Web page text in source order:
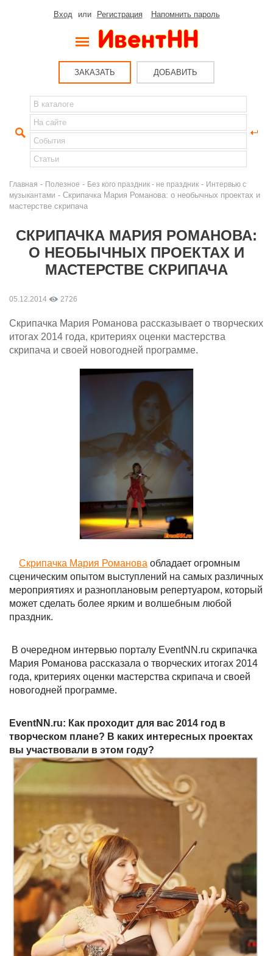
Вход или Регистрация Напомнить пароль
ЗАКАЗАТЬ ДОБАВИТЬ
Главная - Полезное - Без кого праздник - не праздник - Интервью с
музыкантами - Скрипачка Мария Романова: о необычных проектах и
мастерстве скрипача
СКРИПАЧКА МАРИЯ РОМАНОВА:
О НЕОБЫЧНЫХ ПРОЕКТАХ И
МАСТЕРСТВЕ СКРИПАЧА
05.12.2014 2726
Скрипачка Мария Романова рассказывает о творческих
итогах 2014 года, критериях оценки мастерства
скрипача и своей новогодней программе.
Скрипачка Мария Романова обладает огромным
сценическим опытом выступлений на самых различных
мероприятиях и разноплановым репертуаром, который
может сделать более ярким и волшебным любой
праздник.
В очередном интервью порталу EventNN.ru скрипачка
Мария Романова рассказала о творческих итогах 2014
года, критериях оценки мастерства скрипача и своей
новогодней программе.
EventNN.ru: Как проходит для вас 2014 год в
творческом плане? В каких интересных проектах
вы участвовали в этом году?